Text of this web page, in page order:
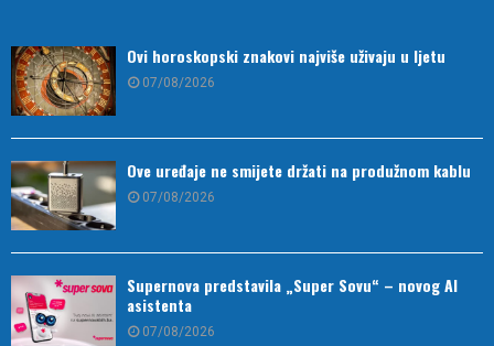
Ovi horoskopski znakovi najviše uživaju u ljetu
07/08/2026
Ove uređaje ne smijete držati na produžnom kablu
07/08/2026
Supernova predstavila „Super Sovu“ – novog AI
asistenta
07/08/2026